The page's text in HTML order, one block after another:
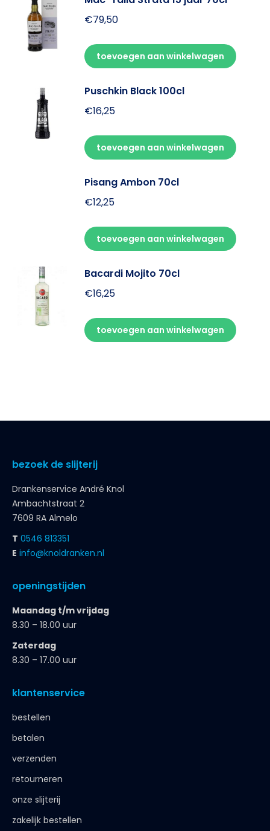
€79,50
toevoegen aan winkelwagen
Puschkin Black 100cl
€16,25
toevoegen aan winkelwagen
Pisang Ambon 70cl
€12,25
toevoegen aan winkelwagen
Bacardi Mojito 70cl
€16,25
toevoegen aan winkelwagen
bezoek de slijterij
Drankenservice André Knol
Ambachtstraat 2
7609 RA Almelo
T 0546 813351
E info@knoldranken.nl
openingstijden
Maandag t/m vrijdag
8.30 – 18.00 uur
Zaterdag
8.30 – 17.00 uur
klantenservice
bestellen
betalen
verzenden
retourneren
onze slijterij
zakelijk bestellen